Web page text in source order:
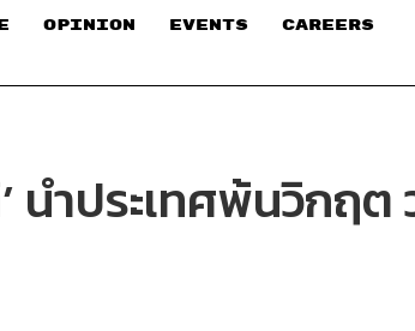
OPINION EVENTS CAREERS
นำประเทศพ้นวิกฤต